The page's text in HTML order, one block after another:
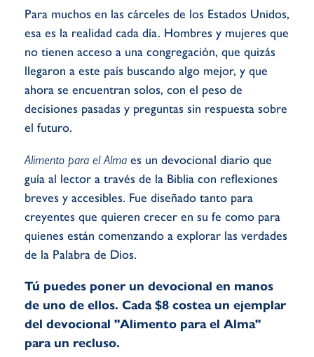
Para muchos en las cárceles de los Estados Unidos,
esa es la realidad cada día. Hombres y mujeres que
no tienen acceso a una congregación, que quizás
llegaron a este país buscando algo mejor, y que
ahora se encuentran solos, con el peso de
decisiones pasadas y preguntas sin respuesta sobre
el futuro.
Alimento para el Alma es un devocional diario que
guía al lector a través de la Biblia con reflexiones
breves y accesibles. Fue diseñado tanto para
creyentes que quieren crecer en su fe como para
quienes están comenzando a explorar las verdades
de la Palabra de Dios.
Tú puedes poner un devocional en manos
de uno de ellos. Cada $8 costea un ejemplar
del devocional "Alimento para el Alma"
para un recluso.